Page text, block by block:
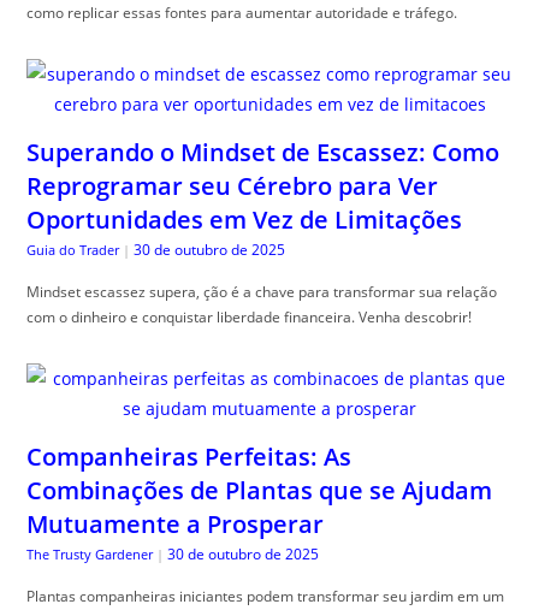
como replicar essas fontes para aumentar autoridade e tráfego.
Superando o Mindset de Escassez: Como
Reprogramar seu Cérebro para Ver
Oportunidades em Vez de Limitações
Guia do Trader | 30 de outubro de 2025
Mindset escassez supera, ção é a chave para transformar sua relação
com o dinheiro e conquistar liberdade financeira. Venha descobrir!
Companheiras Perfeitas: As
Combinações de Plantas que se Ajudam
Mutuamente a Prosperar
The Trusty Gardener | 30 de outubro de 2025
Plantas companheiras iniciantes podem transformar seu jardim em um